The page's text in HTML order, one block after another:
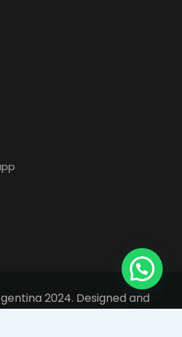
2024. Designed and